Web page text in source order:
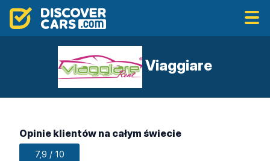
Viaggiare
Opinie klientów na całym świecie
7,9 / 10